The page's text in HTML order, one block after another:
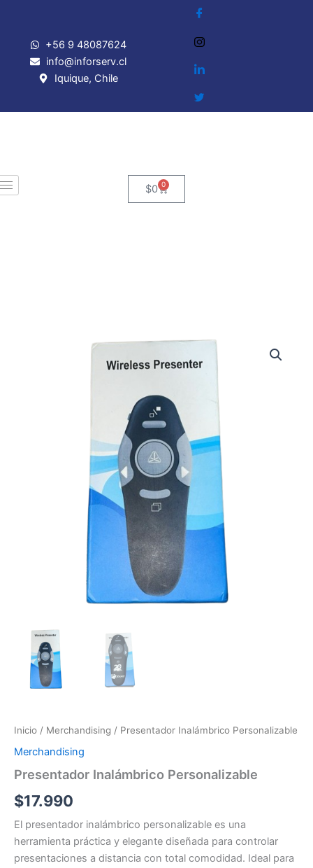
contenido+56 9 48087624
info@inforserv.cl
Iquique, Chile
$0 0
Cart
Inicio / Merchandising / Presentador Inalámbrico Personalizable
Merchandising
Presentador Inalámbrico Personalizable
$17.990
El presentador inalámbrico personalizable es una
herramienta práctica y elegante diseñada para controlar
presentaciones a distancia con total comodidad. Ideal para